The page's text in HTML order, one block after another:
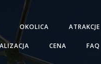
OKOLICA ATRAKCJE
CENA FAQ